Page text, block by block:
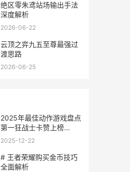
绝区零朱鸢站场输出手法
深度解析
2026-06-22
云顶之弈九五至尊最强过
渡思路
2026-06-25
2025年最佳动作游戏盘点
第一狂战士卡赞上榜
2025最佳动作片
2025-12-22
# 王者荣耀购买金币技巧
全面解析